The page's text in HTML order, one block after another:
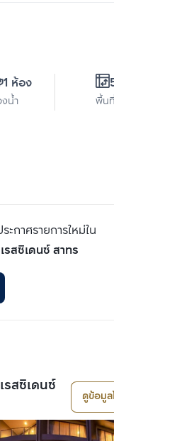
1 ห้อง
น้ำ
52 ตร.ม.
พื้นที่ใช้สอย
กาศรายการใหม่ใน
สซิเดนซ์ สาทร
สซิเดนซ์
ดูข้อมูลโครงการ